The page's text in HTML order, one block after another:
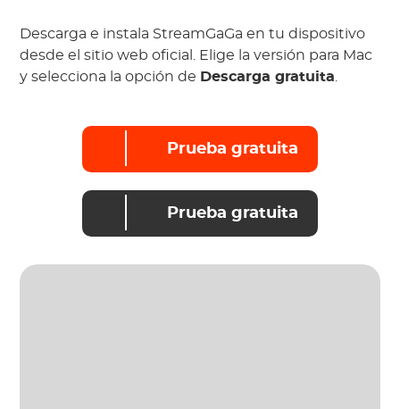
Descarga e instala StreamGaGa en tu dispositivo
desde el sitio web oficial. Elige la versión para Mac
y selecciona la opción de Descarga gratuita
Prueba gratuita
Prueba gratuita